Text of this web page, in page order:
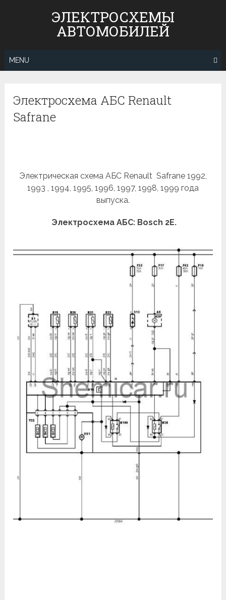
ЭЛЕКТРОСХЕМЫ
АВТОМОБИЛЕЙ
MENU
Электросхема АБС Renault
Safrane
Электрическая схема АБС Renault Safrane 1992,
1993 , 1994, 1995, 1996, 1997, 1998, 1999 года
выпуска.
Электросхема АБС: Bosch 2E.